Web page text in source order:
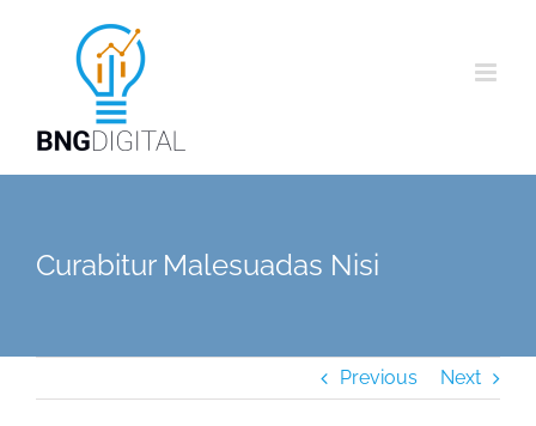
Curabitur Malesuadas Nisi
Previous Next